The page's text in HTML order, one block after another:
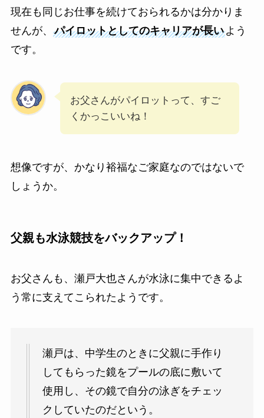
現在も同じお仕事を続けておられるかは分かりま
せんが、 パイロットとしてのキャリアが長いよう
です。
お父さんがパイロットって、すご
くかっこいいね！
想像ですが、かなり裕福なご家庭なのではないで
しょうか。
父親も水泳競技をバックアップ！
お父さんも、瀬戸大也さんが水泳に集中できるよ
う常に支えてこられたようです。
瀬戸は、中学生のときに父親に手作り
してもらった鏡をプールの底に敷いて
使用し、その鏡で自分の泳ぎをチェッ
クしていたのだという。